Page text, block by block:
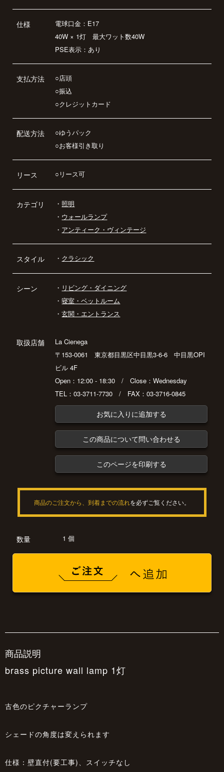
仕様
電球口金：E17
40W × 1灯 最大ワット数40W
PSE表示：あり
支払方法
○店頭
○振込
○クレジットカード
配送方法
○ゆうパック
○お客様引き取り
リース ○リース可
カテゴリ ・ 照明
・ ウォールランプ
・ アンティーク・ヴィンテージ
スタイル ・ クラシック
シーン ・ リビング・ダイニング
・寝室・ベットルーム
・玄関・エントランス
取扱店舗
La Cienega
〒153-0061 東京都目黒区中目黒3-6-6 中目黒OPI
ビル 4F
Open：12:00 - 18:30 / Close：Wednesday
TEL：03-3711-7730 / FAX：03-3716-0845
お気に入りに追加する
この商品について問い合わせる
このページを印刷する
商品のご注文から、到着までの流れを必ずご覧ください。
数量 1 個
商品説明
brass picture wall lamp 1灯
古色のピクチャーランプ
シェードの角度は変えられます
仕様：壁直付(要工事)、スイッチなし